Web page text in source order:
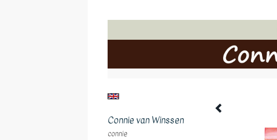
Connie van Winssen
connie